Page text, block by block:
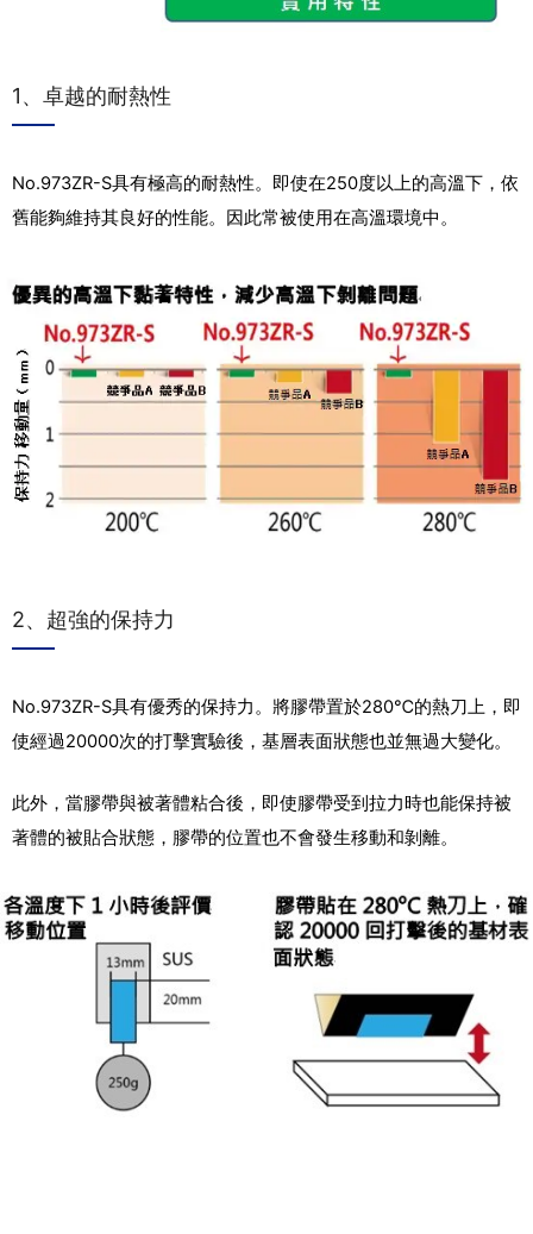
1、卓越的耐熱性
No.973ZR-S具有極高的耐熱性。即使在250度以上的高溫下，依
舊能夠維持其良好的性能。因此常被使用在高溫環境中。
2、超強的保持力
No.973ZR-S具有優秀的保持力。將膠帶置於280℃的熱刀上，即
使經過20000次的打擊實驗後，基層表面狀態也並無過大變化。
此外，當膠帶與被著體粘合後，即使膠帶受到拉力時也能保持被
著體的被貼合狀態，膠帶的位置也不會發生移動和剝離。